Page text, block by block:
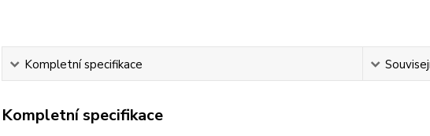
Kompletní specifikace
Kompletní specifikace